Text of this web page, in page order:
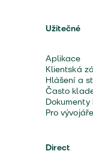
Užitečné
Aplikace
Klientská
Hlášení a
Často
Pro vývojáře
Direct